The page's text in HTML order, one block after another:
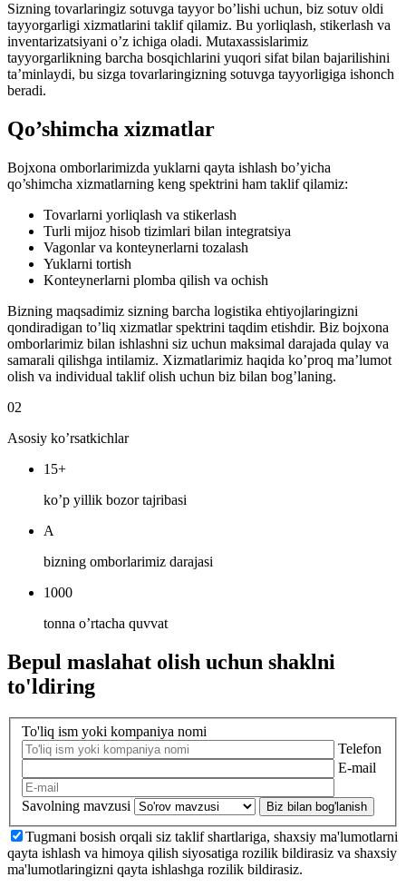
Sizning tovarlaringiz sotuvga tayyor bo’lishi uchun, biz sotuv oldi
tayyorgarligi xizmatlarini taklif qilamiz. Bu yorliqlash, stikerlash va
inventarizatsiyani o’z ichiga oladi. Mutaxassislarimiz
tayyorgarlikning barcha bosqichlarini yuqori sifat bilan bajarilishini
ta’minlaydi, bu sizga tovarlaringizning sotuvga tayyorligiga ishonch
beradi.
Qo’shimcha xizmatlar
Bojxona omborlarimizda yuklarni qayta ishlash bo’yicha
qo’shimcha xizmatlarning keng spektrini ham taklif qilamiz:
Tovarlarni yorliqlash va stikerlash
Turli mijoz hisob tizimlari bilan integratsiya
Vagonlar va konteynerlarni tozalash
Yuklarni tortish
Konteynerlarni plomba qilish va ochish
Bizning maqsadimiz sizning barcha logistika ehtiyojlaringizni
qondiradigan to’liq xizmatlar spektrini taqdim etishdir. Biz bojxona
omborlarimiz bilan ishlashni siz uchun maksimal darajada qulay va
samarali qilishga intilamiz. Xizmatlarimiz haqida ko’proq ma’lumot
olish va individual taklif olish uchun biz bilan bog’laning.
02
Asosiy ko’rsatkichlar
15+
ko’p yillik bozor tajribasi
A
bizning omborlarimiz darajasi
1000
tonna o’rtacha quvvat
Bepul maslahat olish uchun shaklni
to'ldiring
To'liq ism yoki kompaniya nomi
Telefon
E-mail
Savolning mavzusi Biz bilan bog'lanish
Tugmani bosish orqali siz taklif shartlariga, shaxsiy ma'lumotlarni
qayta ishlash va himoya qilish siyosatiga rozilik bildirasiz va shaxsiy
ma'lumotlaringizni qayta ishlashga rozilik bildirasiz.